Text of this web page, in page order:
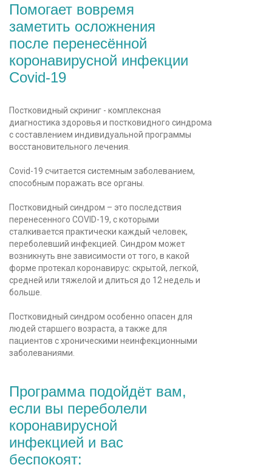
Помогает вовремя
заметить осложнения
после перенесённой
коронавирусной инфекции
Covid-19
Постковидный скриниг - комплексная
диагностика здоровья и постковидного синдрома
с составлением индивидуальной программы
восстановительного лечения.
Covid-19 считается системным заболеванием,
способным поражать все органы.
Постковидный синдром – это последствия
перенесенного COVID-19, с которыми
сталкивается практически каждый человек,
переболевший инфекцией. Синдром может
возникнуть вне зависимости от того, в какой
форме протекал коронавирус: скрытой, легкой,
средней или тяжелой и длиться до 12 недель и
больше.
Постковидный синдром особенно опасен для
людей старшего возраста, а также для
пациентов с хроническими неинфекционными
заболеваниями.
Программа подойдёт вам,
если вы переболели
коронавирусной
инфекцией и вас
беспокоят: